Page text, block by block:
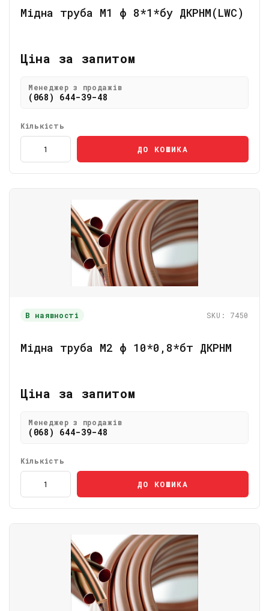
Мідна труба М1 ф 8*1*бу ДКРНМ(LWC)
Ціна за запитом
Менеджер з продажів
(068) 644-39-48
Кількість
ДО КОШИКА
В наявності SKU: 7450
Мідна труба М2 ф 10*0,8*бт ДКРНМ
Ціна за запитом
Менеджер з продажів
(068) 644-39-48
Кількість
ДО КОШИКА